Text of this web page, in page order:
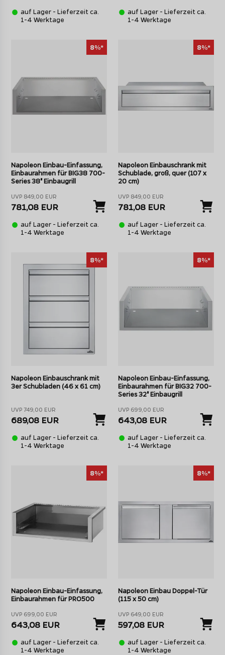
auf Lager - Lieferzeit ca.
1-4 Werktage
auf Lager - Lieferzeit ca.
1-4 Werktage
8%*
Napoleon Einbau-Einfassung,
Einbaurahmen für BIG38 700-
Series 38" Einbaugrill
UVP 849,00 EUR
781,08 EUR
auf Lager - Lieferzeit ca.
1-4 Werktage
8%*
Napoleon Einbauschrank mit
Schublade, groß, quer (107 x
20 cm)
UVP 849,00 EUR
781,08 EUR
auf Lager - Lieferzeit ca.
1-4 Werktage
8%*
Napoleon Einbauschrank mit
3er Schubladen (46 x 61 cm)
UVP 749,00 EUR
689,08 EUR
auf Lager - Lieferzeit ca.
1-4 Werktage
8%*
Napoleon Einbau-Einfassung,
Einbaurahmen für BIG32 700-
Series 32" Einbaugrill
UVP 699,00 EUR
643,08 EUR
auf Lager - Lieferzeit ca.
1-4 Werktage
8%*
Napoleon Einbau-Einfassung,
Einbaurahmen für PRO500
UVP 699,00 EUR
643,08 EUR
auf Lager - Lieferzeit ca.
1-4 Werktage
8%*
Napoleon Einbau Doppel-Tür
(115 x 50 cm)
UVP 649,00 EUR
597,08 EUR
auf Lager - Lieferzeit ca.
1-4 Werktage